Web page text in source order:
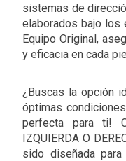
sistemas de
elaborados bajo los
Equipo Original,
y eficacia en cada
¿Buscas la opción
óptimas
perfecta para ti!
IZQUIERDA O
sido diseñada